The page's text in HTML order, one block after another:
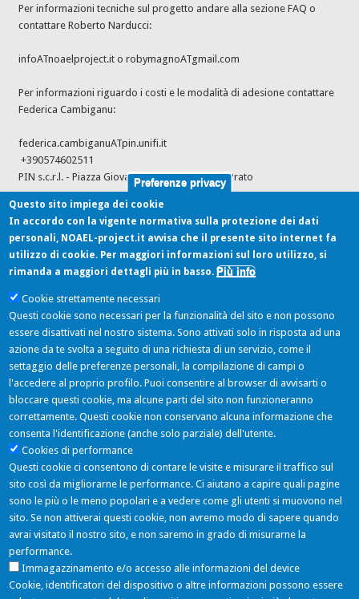
Per informazioni tecniche sul progetto andare alla sezione FAQ o
contattare Roberto Narducci:
infoATnoaelproject.it o robymagnoATgmail.com
Per informazioni riguardo i costi e le modalità di adesione contattare
Federica Cambiganu:
federica.cambiganuATpin.unifi.it
+390574602511
PIN s.c.r.l. - Piazza Giovanni Ciardi 25, 59100 - Prato
Ultimi feed dalle fonti
Safety assessment of the process Zhenjiang Ceville, based on the EREMA
Basic technology, used to recycle post‐consumer PET into food contact
materials
Ultimi Tweets
NOAEL Project
Nuovo componente inserito: Simmondsia Chinensis (Jojoba) Seed Oil
https://t.co/mGvGLRQ05k
Follow
Hanno aderito
Preferenze privacy
Questo sito impiega dei cookie
In accordo con la vigente normativa sulla protezione dei dati
personali, NOAEL-project.it avvisa che il presente sito internet fa
utilizzo di cookie. Per maggiori informazioni sul loro utilizzo, si
rimanda a maggiori dettagli più in basso. Più info
Cookie strettamente necessari
Questi cookie sono necessari per la funzionalità del sito e non possono
essere disattivati nel nostro sistema. Sono attivati solo in risposta ad una
azione da te svolta a seguito di una richiesta di un servizio, come il
settaggio delle preferenze personali, la compilazione di campi o
l'accedere al proprio profilo. Puoi consentire al browser di avvisarti o
bloccare questi cookie, ma alcune parti del sito non funzioneranno
correttamente. Questi cookie non conservano alcuna informazione che
consenta l'identificazione (anche solo parziale) dell'utente.
Cookies di performance
Questi cookie ci consentono di contare le visite e misurare il traffico sul
sito così da migliorarne le performance. Ci aiutano a capire quali pagine
sono le più o le meno popolari e a vedere come gli utenti si muovono nel
sito. Se non attiverai questi cookie, non avremo modo di sapere quando
avrai visitato il nostro sito, e non saremo in grado di misurarne la
performance.
Immagazzinamento e/o accesso alle informazioni del device
Cookie, identificatori del dispositivo o altre informazioni possono essere